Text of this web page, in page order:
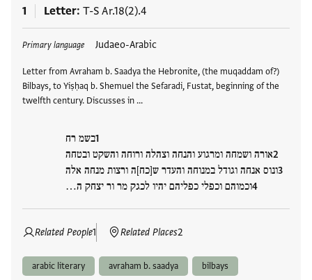
1 Letter T-S Ar.18(2).4
Primary language Judaeo-Arabic
Letter from Avraham b. Saadya the Hebronite, (the muqaddam of?)
Bilbays, to Yiṣḥaq b. Shemuel the Sefaradi, Fustat, beginning of the
twelfth century. Discusses in …
בשמ רח
אורה ושמחה ומרגוע והנחה וצהלה ורוחה והשקט ובטחה
ונוס אנחה וגודל במנוחה והעדר ש[כח]ה ורצות מנחה אלה
וכמוהם וכפלי כפליהם יהיו לכגק מר ור יצחק ה…
Related People1 Related Places2
Tags
arabic literary avraham b. saadya bilbays